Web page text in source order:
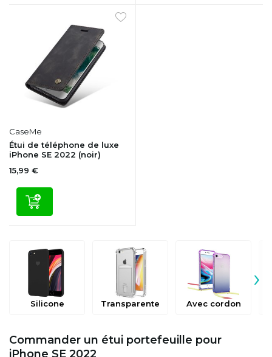
CaseMe
Étui de téléphone de luxe
iPhone SE 2022 (noir)
15,99 €
Silicone Transparente Avec cordon
›
Commander un étui portefeuille pour
iPhone SE 2022